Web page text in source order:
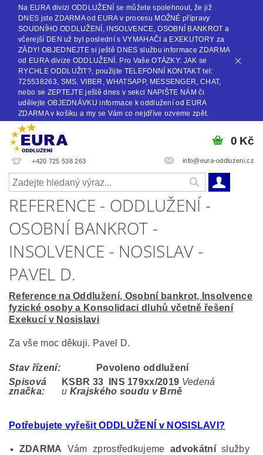
Na EURA divizi ODDLUŽENÍ se můžete spolehnout, že již
DNES jste ZDARMA od EURA v procesu MOŽNÉ přípravy
SOUDNÍHO ODDLUŽENÍ, INSOLVENCE, OSOBNÍ BANKROT a
včerejší DEN už byl poslední s VYMAHAČI a EXEKUTORY za
ZÁDY! OBJEDNEJTE si ještě DNES službu informace ZDARMA
od EURA divize ODDLUŽENÍ. Pro Vaše OTÁZKY: JAK se
RYCHLE ODDLUŽIT?, použijte TELEFONNÍ KONTAKT tel:
725538263, SMS, VIBER, WHATSAPP, MESSENGER, CHAT,
nebo se ZEPTEJTE ještě dnes v sekci NAPIŠTE NÁM či
udělejte OBJEDNÁVKU informace k oddlužení od EURA
ZDARMA v košíku a my se Vám co nejdříve ozveme zpět.
+420 725 538 263 info@eura-oddluzeni.cz
0 Kč
REFERENCE - ODDLUŽENÍ -
OSOBNÍ BANKROT -
INSOLVENCE - NOSISLAV -
PAVEL D.
Reference na Oddlužení, Osobní bankrot, Insolvence
fyzické osoby a Konsolidaci dluhů včetně řešení
Exekucí v Nosislavi
Za vše moc děkuji. Pavel D.
Stav řízení:
Povoleno oddlužení
Spisová
značka:
KSBR 33 INS 179xx/2019 Vedená
u Krajského soudu v Brně
Potřebujete vyřešit ODDLUŽENÍ v NOSISLAVI?
ZDARMA Vám zprostředkujeme advokátníslužby